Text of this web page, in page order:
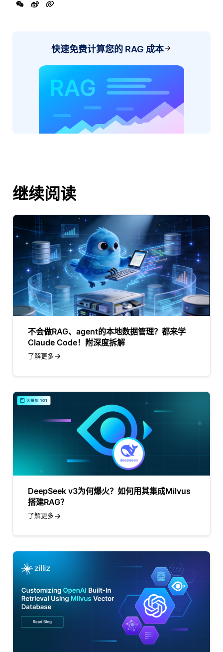
快速免费计算您的 RAG 成本
继续阅读
不会做RAG、agent的本地数据管理？都来学
Claude Code！附深度拆解
了解更多
DeepSeek v3为何爆火？如何用其集成Milvus
搭建RAG？
了解更多